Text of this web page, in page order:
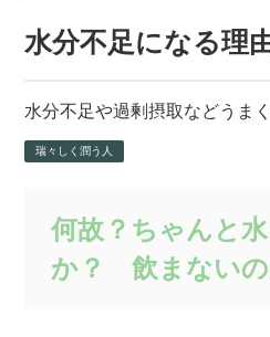
水分不足になる理
水分不足や過剰摂取などうま
瑞々しく潤う人
何故？ちゃんと
か？ 飲まないの